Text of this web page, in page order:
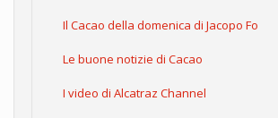
Il Cacao della domenica di Jacopo Fo
Le buone notizie di Cacao
I video di Alcatraz Channel